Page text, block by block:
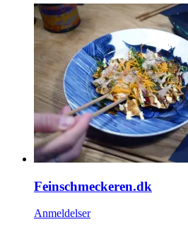
Feinschmeckeren.dk
Anmeldelser